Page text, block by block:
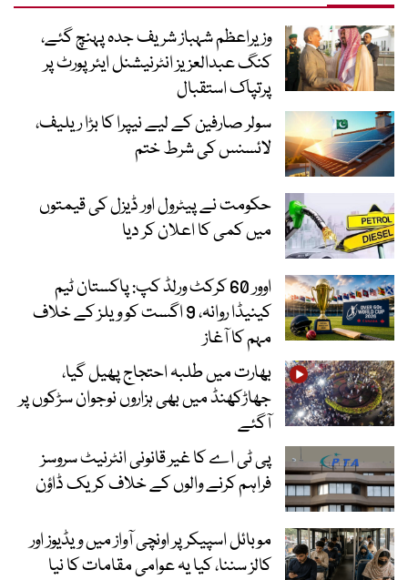
وزیراعظم شہباز شریف جدہ پہنچ گئے،
کنگ عبدالعزیز انٹرنیشنل ایئر پورٹ پر
پرتپاک استقبال
سولر صارفین کے لیے نیپرا کا بڑا ریلیف،
لائسنس کی شرط ختم
حکومت نے پیٹرول اور ڈیزل کی قیمتوں
میں کمی کا اعلان کر دیا
اوور 60 کرکٹ ورلڈ کپ: پاکستان ٹیم
کینیڈا روانہ، 9 اگست کو ویلز کے خلاف
مہم کا آغاز
بھارت میں طلبہ احتجاج پھیل گیا،
جھاڑکھنڈ میں بھی ہزاروں نوجوان سڑکوں پر
آگئے
پی ٹی اے کا غیر قانونی انٹرنیٹ سروسز
فراہم کرنے والوں کے خلاف کریک ڈاؤن
موبائل اسپیکر پر اونچی آواز میں ویڈیوز اور
کالز سننا، کیا یہ عوامی مقامات کا نیا